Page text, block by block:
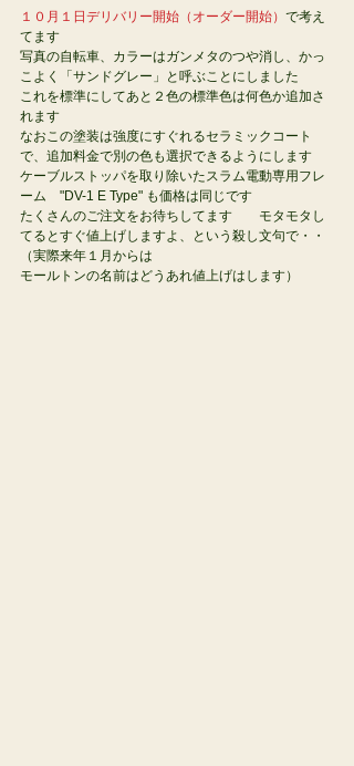
１０月１日デリバリー開始（オーダー開始） で考え
てます
写真の自転車、カラーはガンメタのつや消し、かっ
こよく「サンドグレー」と呼ぶことにしました
これを標準にしてあと２色の標準色は何色か追加さ
れます
なおこの塗装は強度にすぐれるセラミックコート
で、追加料金で別の色も選択できるようにします
ケーブルストッパを取り除いたスラム電動専用フレ
ーム　"DV-1 E Type" も価格は同じです
たくさんのご注文をお待ちしてます　　モタモタし
てるとすぐ値上げしますよ、という殺し文句で・・
（実際来年１月からは
モールトンの名前はどうあれ値上げはします）